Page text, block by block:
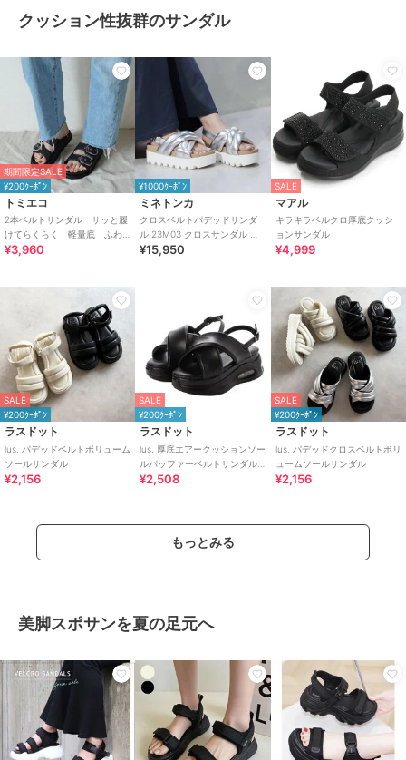
クッション性抜群のサンダル
期間限定SALE
¥200ｸｰﾎﾟﾝ
トミエコ
2本ベルトサンダル サッと履
けてらくらく 軽量底 ふわ
ふわもちもちクッション
¥3,960
¥1000ｸｰﾎﾟﾝ
ミネトンカ
クロスベルトパデッドサンダ
ル 23M03 クロスサンダル パ
フィーサンダル 厚底
¥15,950
SALE
マアル
キラキラベルクロ厚底クッシ
ョンサンダル
¥4,999
SALE
¥200ｸｰﾎﾟﾝ
ラスドット
lus. パデッドベルトボリューム
ソールサンダル
¥2,156
SALE
¥200ｸｰﾎﾟﾝ
ラスドット
lus. 厚底エアークッションソー
ルパッファーベルトサンダル
レディース ふわふわ中敷
¥2,508
SALE
¥200ｸｰﾎﾟﾝ
ラスドット
lus. パデッドクロスベルトボリ
ュームソールサンダル
¥2,156
もっとみる
美脚スポサンを夏の足元へ